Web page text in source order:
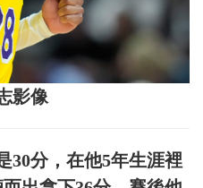
影像
30分，在他5年生涯裡